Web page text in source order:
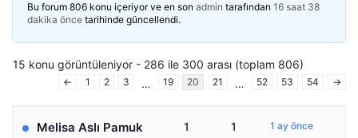
Bu forum 806 konu içeriyor ve en son admin tarafından 16 saat 38
dakika önce tarihinde güncellendi.
15 konu görüntüleniyor - 286 ile 300 arası (toplam 806)
← 1 2 3 … 19 20 21 … 52 53 54 →
Melisa Aslı Pamuk
1 1 1 ay önce